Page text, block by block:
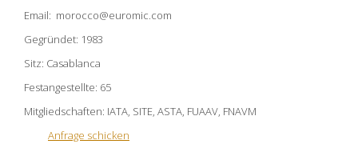
Email: morocco@euromic.com
Gegründet: 1983
Sitz: Casablanca
Festangestellte: 65
Mitgliedschaften: IATA, SITE, ASTA, FUAAV, FNAVM
Anfrage schicken